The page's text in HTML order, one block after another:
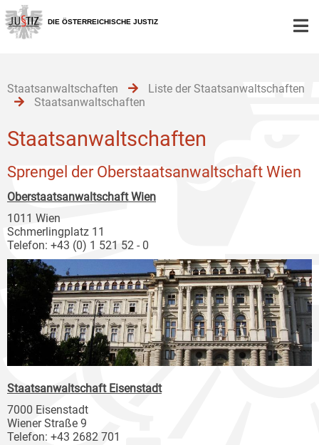
Zur
Hauptnavigation
[1]
Zum
Inhalt
[2]
Zum
Untermenü
[3]
DIE ÖSTERREICHISCHE JUSTIZ
Staatsanwaltschaften
Liste der Staatsanwaltschaften
Staatsanwaltschaften
Staatsanwaltschaften
Sprengel der Oberstaatsanwaltschaft Wien
Oberstaatsanwaltschaft Wien
1011 Wien
Schmerlingplatz 11
Telefon: +43 (0) 1 521 52 - 0
Staatsanwaltschaft Eisenstadt
7000 Eisenstadt
Wiener Straße 9
Telefon: +43 2682 701